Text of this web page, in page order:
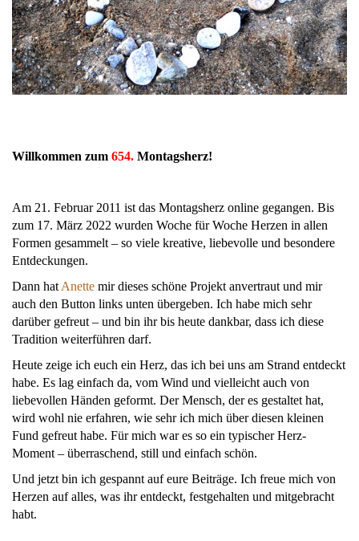
Willkommen zum 654. Montagsherz!
Am 21. Februar 2011 ist das Montagsherz online gegangen. Bis
zum 17. März 2022 wurden Woche für Woche Herzen in allen
Formen gesammelt – so viele kreative, liebevolle und besondere
Entdeckungen.
Dann hat Anette mir dieses schöne Projekt anvertraut und mir
auch den Button links unten übergeben. Ich habe mich sehr
darüber gefreut – und bin ihr bis heute dankbar, dass ich diese
Tradition weiterführen darf.
Heute zeige ich euch ein Herz, das ich bei uns am Strand entdeckt
habe. Es lag einfach da, vom Wind und vielleicht auch von
liebevollen Händen geformt. Der Mensch, der es gestaltet hat,
wird wohl nie erfahren, wie sehr ich mich über diesen kleinen
Fund gefreut habe. Für mich war es so ein typischer Herz-
Moment – überraschend, still und einfach schön.
Und jetzt bin ich gespannt auf eure Beiträge. Ich freue mich von
Herzen auf alles, was ihr entdeckt, festgehalten und mitgebracht
habt.